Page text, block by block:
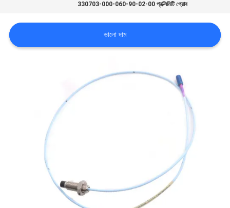
উদ্ধৃতির
গোপনীয়তা
330703-000-060-90-02-00 প্রক্সিমিটি প্রোব
ভালো দাম